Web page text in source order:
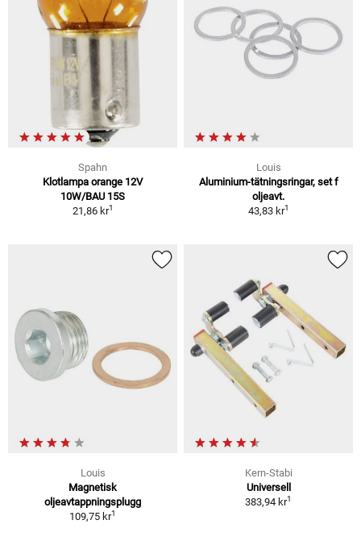
Spahn
Klotlampa orange 12V
10W/BAU 15S
21,86 kr1
Louis
Aluminium-tätningsringar, set f
oljeavt.
43,83 kr1
Louis
Magnetisk
oljeavtappningsplugg
109,75 kr1
Kern-Stabi
Universell
383,94 kr1